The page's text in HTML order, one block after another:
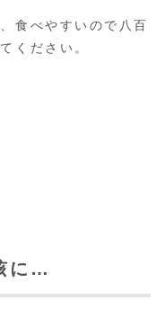
食べやすいので八百
ください。
に…